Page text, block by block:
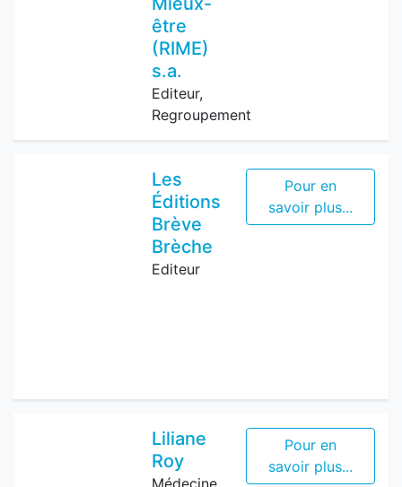
être
(RIME)
s.a.
Editeur,
Regroupement
Les
Éditions
Brève
Brèche
Editeur
Pour en
savoir plus...
Liliane
Roy
Médecine
Pour en
savoir plus...